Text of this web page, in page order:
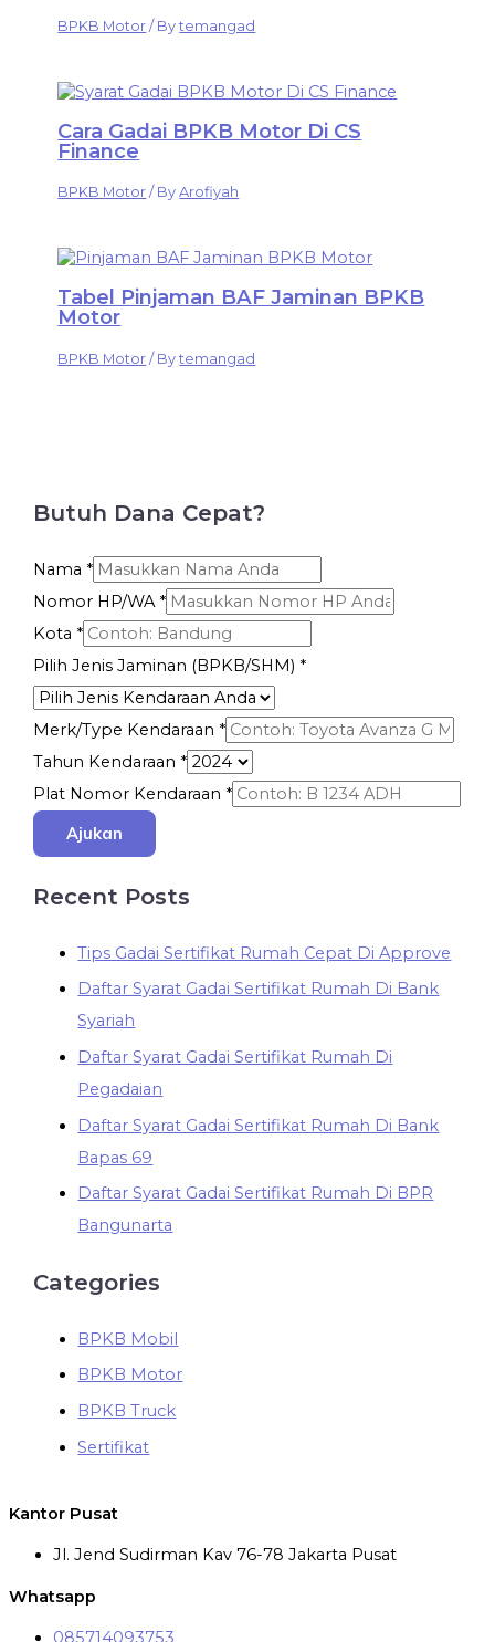
BPKB Motor / Bytemangad
Cara Gadai BPKB Motor Di CS
Finance
BPKB Motor / ByArofiyah
Tabel Pinjaman BAF Jaminan BPKB
Motor
BPKB Motor / Bytemangad
Butuh Dana Cepat?
Nama *
Nomor HP/WA *
Kota *
Pilih Jenis Jaminan (BPKB/SHM) *
Merk/Type Kendaraan *
Tahun Kendaraan *
Plat Nomor Kendaraan *
Ajukan
Recent Posts
Tips Gadai Sertifikat Rumah Cepat Di Approve
Daftar Syarat Gadai Sertifikat Rumah Di Bank
Syariah
Daftar Syarat Gadai Sertifikat Rumah Di
Pegadaian
Daftar Syarat Gadai Sertifikat Rumah Di Bank
Bapas 69
Daftar Syarat Gadai Sertifikat Rumah Di BPR
Bangunarta
Categories
BPKB Mobil
BPKB Motor
BPKB Truck
Sertifikat
Kantor Pusat
Jl. Jend Sudirman Kav 76-78 Jakarta Pusat
Whatsapp
085714093753